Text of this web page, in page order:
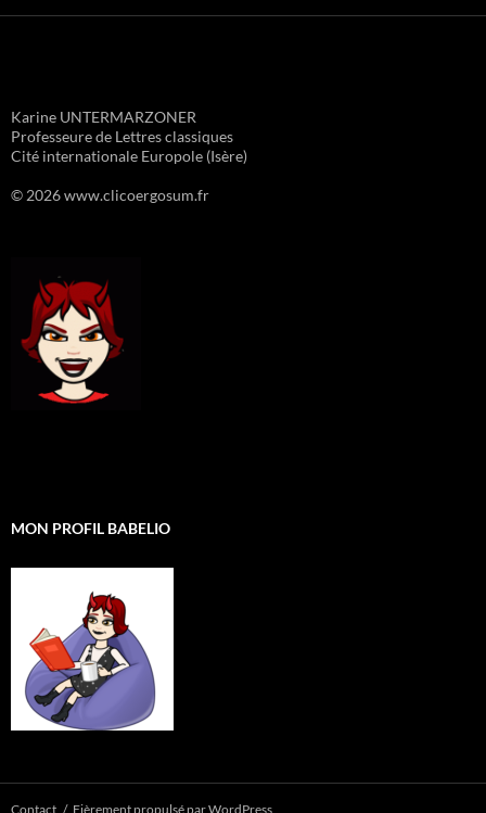
Karine UNTERMARZONER
Professeure de Lettres classiques
Cité internationale Europole (Isère)
© 2026 www.clicoergosum.fr
MON PROFIL BABELIO
Contact Fièrement propulsé par WordPress